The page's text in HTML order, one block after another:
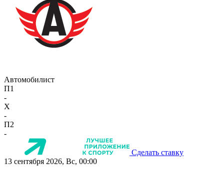
Автомобилист
П1
-
X
-
П2
-
Сделать ставку
13 сентября 2026, Вс, 00:00